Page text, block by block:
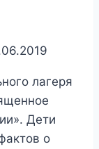
лагеря
Дети
о